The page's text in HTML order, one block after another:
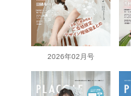
2026年02月号